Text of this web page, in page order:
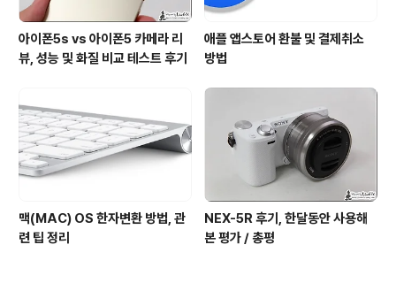
아이폰5s vs 아이폰5 카메라 리
뷰, 성능 및 화질 비교 테스트 후기
애플 앱스토어 환불 및 결제취소
방법
맥(MAC) OS 한자변환 방법, 관
련 팁 정리
NEX-5R 후기, 한달동안 사용해
본 평가 / 총평